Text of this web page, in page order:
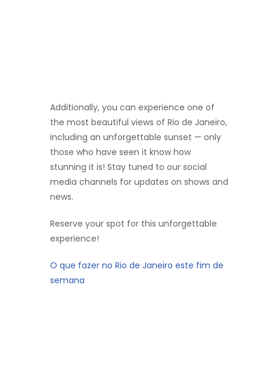
Additionally, you can experience one of
the most beautiful views of Rio de Janeiro,
including an unforgettable sunset — only
those who have seen it know how
stunning it is! Stay tuned to our social
media channels for updates on shows and
news.
Reserve your spot for this unforgettable
experience!
O que fazer no Rio de Janeiro este fim de
semana